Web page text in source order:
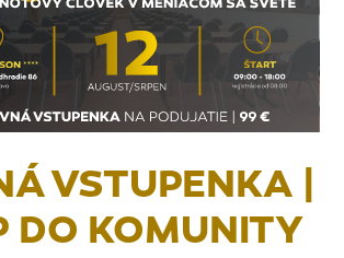
VSTUPENKA |
DO KOMUNITY